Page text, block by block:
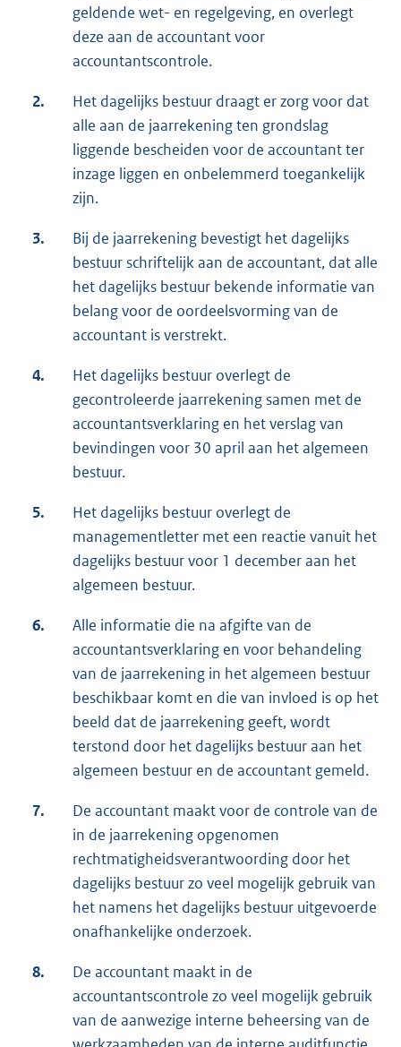
geldende wet- en regelgeving, en overlegt
deze aan de accountant voor
accountantscontrole.
2.
Het dagelijks bestuur draagt er zorg voor dat
alle aan de jaarrekening ten grondslag
liggende bescheiden voor de accountant ter
inzage liggen en onbelemmerd toegankelijk
zijn.
3.
Bij de jaarrekening bevestigt het dagelijks
bestuur schriftelijk aan de accountant, dat alle
het dagelijks bestuur bekende informatie van
belang voor de oordeelsvorming van de
accountant is verstrekt.
4.
Het dagelijks bestuur overlegt de
gecontroleerde jaarrekening samen met de
accountantsverklaring en het verslag van
bevindingen voor 30 april aan het algemeen
bestuur.
5.
Het dagelijks bestuur overlegt de
managementletter met een reactie vanuit het
dagelijks bestuur voor 1 december aan het
algemeen bestuur.
6.
Alle informatie die na afgifte van de
accountantsverklaring en voor behandeling
van de jaarrekening in het algemeen bestuur
beschikbaar komt en die van invloed is op het
beeld dat de jaarrekening geeft, wordt
terstond door het dagelijks bestuur aan het
algemeen bestuur en de accountant gemeld.
7.
De accountant maakt voor de controle van de
in de jaarrekening opgenomen
rechtmatigheidsverantwoording door het
dagelijks bestuur zo veel mogelijk gebruik van
het namens het dagelijks bestuur uitgevoerde
onafhankelijke onderzoek.
8.
De accountant maakt in de
accountantscontrole zo veel mogelijk gebruik
van de aanwezige interne beheersing van de